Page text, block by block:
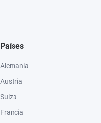
Países
Alemania
Austria
Suiza
Francia